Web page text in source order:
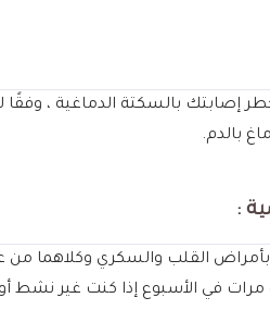
إصابتك بالسكتة الدماغية ، وفقًا
بالدم.
:
القلب والسكري وكلاهما من